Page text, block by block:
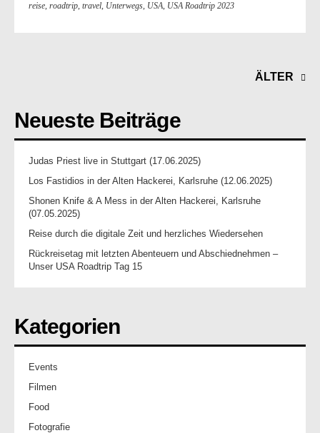
reise, roadtrip, travel, Unterwegs, USA, USA Roadtrip 2023
ÄLTER
Neueste Beiträge
Judas Priest live in Stuttgart (17.06.2025)
Los Fastidios in der Alten Hackerei, Karlsruhe (12.06.2025)
Shonen Knife & A Mess in der Alten Hackerei, Karlsruhe
(07.05.2025)
Reise durch die digitale Zeit und herzliches Wiedersehen
Rückreisetag mit letzten Abenteuern und Abschiednehmen –
Unser USA Roadtrip Tag 15
Kategorien
Events
Filmen
Food
Fotografie